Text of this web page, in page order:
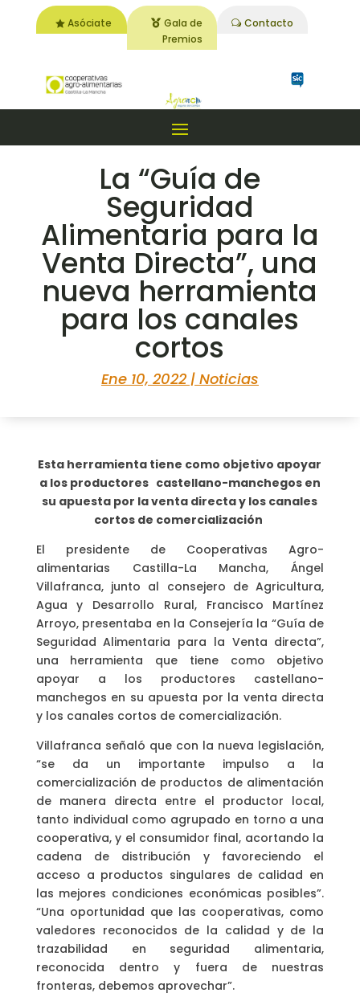
Asóciate
Gala de
Premios
Contacto
La “Guía de
Seguridad
Alimentaria para la
Venta Directa”, una
nueva herramienta
para los canales
cortos
Ene 10, 2022| Noticias
Esta herramienta tiene como objetivo apoyar
a los productores castellano-manchegos en
su apuesta por la venta directa y los canales
cortos de comercialización
El presidente de Cooperativas Agro-
alimentarias Castilla-La Mancha, Ángel
Villafranca, junto al consejero de Agricultura,
Agua y Desarrollo Rural, Francisco Martínez
Arroyo, presentaba en la Consejería la “Guía de
Seguridad Alimentaria para la Venta directa”,
una herramienta que tiene como objetivo
apoyar a los productores castellano-
manchegos en su apuesta por la venta directa
y los canales cortos de comercialización.
Villafranca señaló que con la nueva legislación,
“se da un importante impulso a la
comercialización de productos de alimentación
de manera directa entre el productor local,
tanto individual como agrupado en torno a una
cooperativa, y el consumidor final, acortando la
cadena de distribución y favoreciendo el
acceso a productos singulares de calidad en
las mejores condiciones económicas posibles”.
“Una oportunidad que las cooperativas, como
valedores reconocidos de la calidad y de la
trazabilidad en seguridad alimentaria,
reconocida dentro y fuera de nuestras
fronteras, debemos aprovechar”.